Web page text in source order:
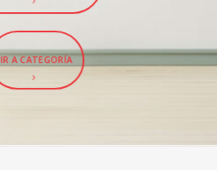
IR A CATEGORÍA